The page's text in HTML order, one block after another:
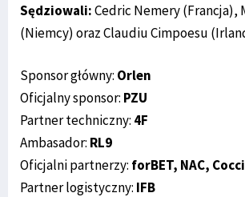
Sędziowali:Cedric Nemery (Francja),
(Niemcy) oraz Claudiu Cimpoesu
Sponsor główny: Orlen
Oficjalny sponsor: PZU
Partner techniczny: 4F
Ambasador: RL9
Oficjalni partnerzy: forBET, NAC,
Partner logistyczny: IFB